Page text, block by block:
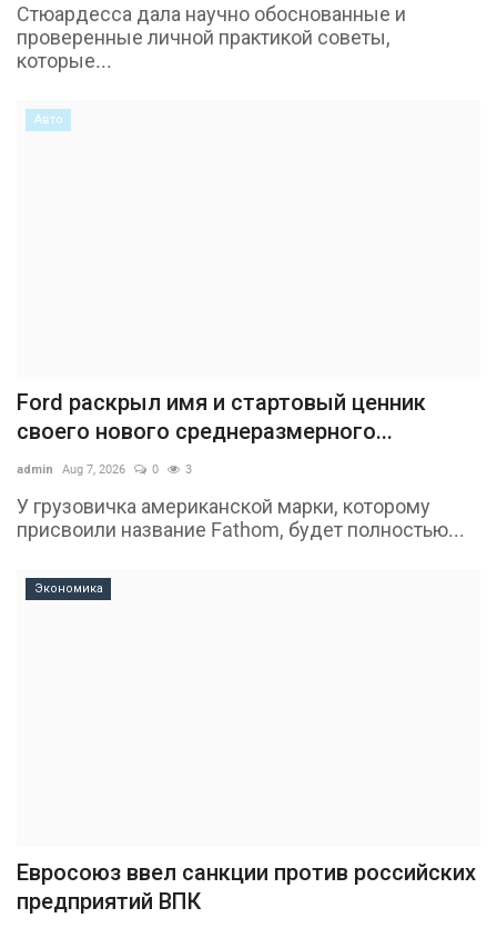
Стюардесса дала научно обоснованные и
проверенные личной практикой советы,
которые...
Авто
Ford раскрыл имя и стартовый ценник
своего нового среднеразмерного...
admin Aug 7, 2026 0 3
У грузовичка американской марки, которому
присвоили название Fathom, будет полностью...
Экономика
Евросоюз ввел санкции против российских
предприятий ВПК